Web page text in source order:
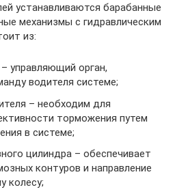
устанавливаются барабанные
механизмы с гидравлическим
из:
управляющий орган,
водителя системе;
– необходим для
торможения путем
в системе;
цилиндра – обеспечивает
контуров и направление
колесу;